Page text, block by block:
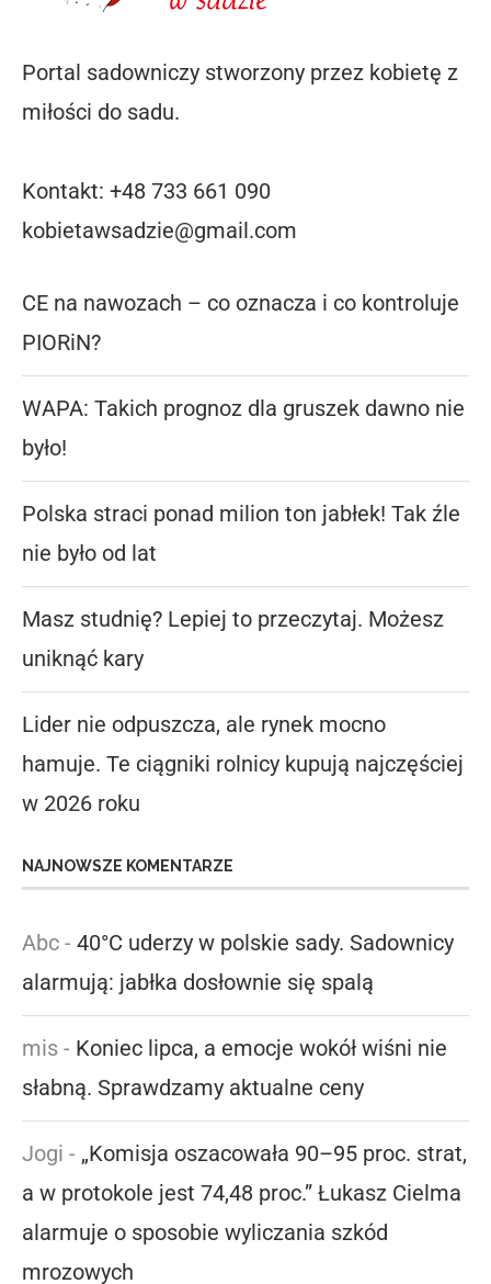
Portal sadowniczy stworzony przez kobietę z
miłości do sadu.
Kontakt: +48 733 661 090
kobietawsadzie@gmail.com
CE na nawozach – co oznacza i co kontroluje
PIORiN?
WAPA: Takich prognoz dla gruszek dawno nie
było!
Polska straci ponad milion ton jabłek! Tak źle
nie było od lat
Masz studnię? Lepiej to przeczytaj. Możesz
uniknąć kary
Lider nie odpuszcza, ale rynek mocno
hamuje. Te ciągniki rolnicy kupują najczęściej
w 2026 roku
NAJNOWSZE KOMENTARZE
Abc - 40°C uderzy w polskie sady. Sadownicy
alarmują: jabłka dosłownie się spalą
mis - Koniec lipca, a emocje wokół wiśni nie
słabną. Sprawdzamy aktualne ceny
Jogi - „Komisja oszacowała 90–95 proc. strat,
a w protokole jest 74,48 proc.” Łukasz Cielma
alarmuje o sposobie wyliczania szkód
mrozowych